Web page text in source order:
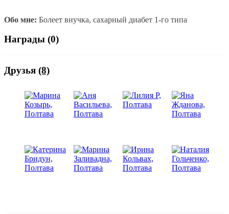
Обо мне: Болеет внучка, сахарный диабет 1-го типа
Награды (0)
Друзья (8)